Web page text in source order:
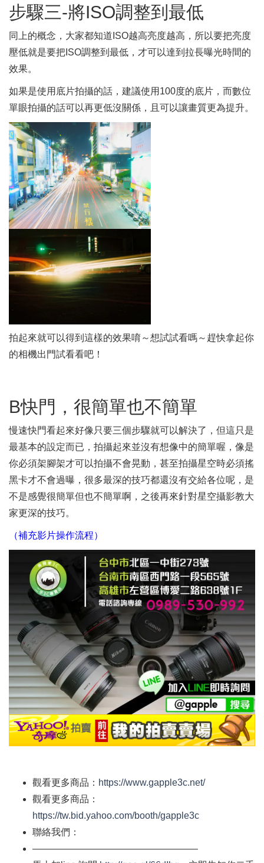
步驟三-將ISO調整到最低
同上的概念，大家都知道ISO越高亮度越高，所以要把亮度
壓低就是要把ISO調整到最低，才可以達到拉長曝光時間的
效果。
如果是使用底片拍攝的話，建議使用100度的底片，而數位
單眼拍攝的話可以再更低沒關係，且可以讓畫質更為提升。
拍起來就可以得到這樣的效果唷～想試試看嗎～趕快拿起你
的相機出門試看看吧！
B快門，很簡單也不簡單
慢速快門看起來好像只要三個步驟就可以解決了，但這只是
最基本的設定而已，拍攝起來並沒有想像中的簡單喔，像是
你必須架腳架才可以拍攝不會晃動，甚至拍攝星空時必須搖
黑卡才不會過曝，很多最深的技巧都還沒有交給各位呢，是
不是感覺很簡單但也不簡單啊，之後再來針對星空攝影教大
家更深的技巧。
（補充影片操作流程）
觀看更多商品： https://www.gapple3c.net/
觀看更多商品：
https://tw.bid.yahoo.com/booth/gapple3c
聯絡我們：
—————————————————–